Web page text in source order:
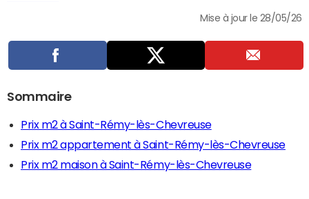
Mise à jour le 28/05/26
Sommaire
Prix m2 à Saint-Rémy-lès-Chevreuse
Prix m2 appartement à Saint-Rémy-lès-Chevreuse
Prix m2 maison à Saint-Rémy-lès-Chevreuse